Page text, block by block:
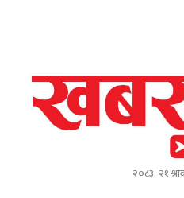
२०८३, २१